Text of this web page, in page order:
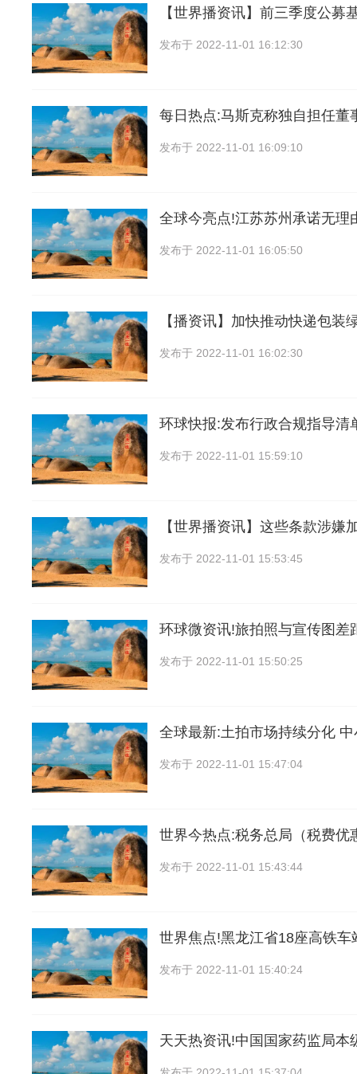
【世界播资讯】前三季度公募
发布于 2022-11-01 16:12:30
每日热点:马斯克称独自担任董
发布于 2022-11-01 16:09:10
全球今亮点!江苏苏州承诺无理
发布于 2022-11-01 16:05:50
【播资讯】加快推动快递包装
发布于 2022-11-01 16:02:30
环球快报:发布行政合规指导清
发布于 2022-11-01 15:59:10
【世界播资讯】这些条款涉嫌
发布于 2022-11-01 15:53:45
环球微资讯!旅拍照与宣传图差
发布于 2022-11-01 15:50:25
全球最新:土拍市场持续分化
发布于 2022-11-01 15:47:04
世界今热点:税务总局（税费优
发布于 2022-11-01 15:43:44
世界焦点!黑龙江省18座高铁车
发布于 2022-11-01 15:40:24
天天热资讯!中国国家药监局本